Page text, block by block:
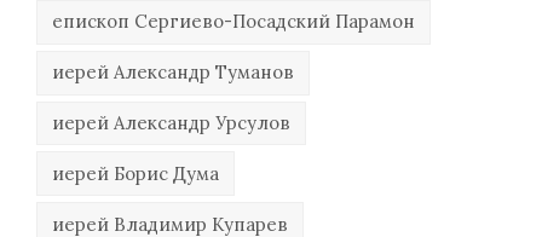
епископ Сергиево-Посадский Парамон
иерей Александр Туманов
иерей Александр Урсулов
иерей Борис Дума
иерей Владимир Купарев